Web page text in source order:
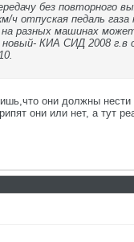
без повторного
ч отпуская педаль
на разных машинах
КИА СИД 2008 г.в
они должны
они или нет, а тут